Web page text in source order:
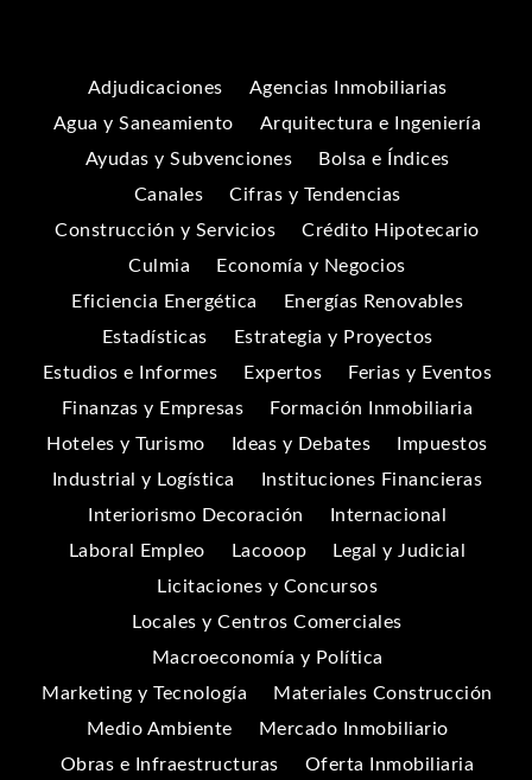
Adjudicaciones
Agencias Inmobiliarias
Agua y Saneamiento
Arquitectura e Ingeniería
Ayudas y Subvenciones
Bolsa e Índices
Canales
Cifras y Tendencias
Construcción y Servicios
Crédito Hipotecario
Culmia
Economía y Negocios
Eficiencia Energética
Energías Renovables
Estadísticas
Estrategia y Proyectos
Estudios e Informes
Expertos
Ferias y Eventos
Finanzas y Empresas
Formación Inmobiliaria
Hoteles y Turismo
Ideas y Debates
Impuestos
Industrial y Logística
Instituciones Financieras
Interiorismo Decoración
Internacional
Laboral Empleo
Lacooop
Legal y Judicial
Licitaciones y Concursos
Locales y Centros Comerciales
Macroeconomía y Política
Marketing y Tecnología
Materiales Construcción
Medio Ambiente
Mercado Inmobiliario
Obras e Infraestructuras
Oferta Inmobiliaria